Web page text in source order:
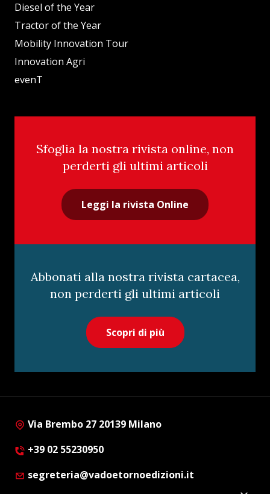
Diesel of the Year
Tractor of the Year
Mobility Innovation Tour
Innovation Agri
evenT
Sfoglia la nostra rivista online, non
perderti gli ultimi articoli
Leggi la rivista Online
Abbonati alla nostra rivista cartacea,
non perderti gli ultimi articoli
Scopri di più
Via Brembo 27 20139 Milano
+39 02 55230950
segreteria@vadoetornoedizioni.it